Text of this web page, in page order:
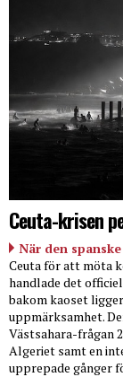
Ceuta-krisen
När den
Ceuta för att möta
handlade det
bakom kaoset
uppmärksamhet.
Västsahara-frågan
Algeriet samt en
upprepade gånger